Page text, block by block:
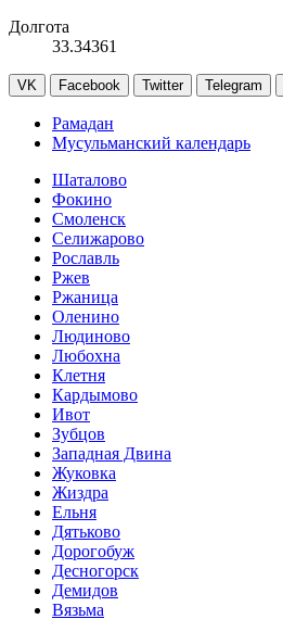
Долгота
33.34361
VK Facebook Twitter Telegram
Рамадан
Мусульманский календарь
Шаталово
Фокино
Смоленск
Селижарово
Рославль
Ржев
Ржаница
Оленино
Людиново
Любохна
Клетня
Кардымово
Ивот
Зубцов
Западная Двина
Жуковка
Жиздра
Ельня
Дятьково
Дорогобуж
Десногорск
Демидов
Вязьма